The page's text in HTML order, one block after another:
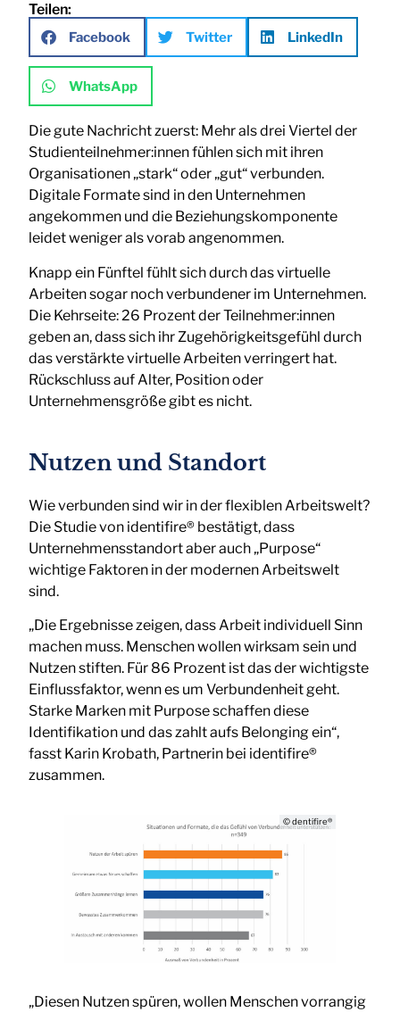
Teilen:
Facebook Twitter LinkedIn
WhatsApp
Die gute Nachricht zuerst: Mehr als drei Viertel der
Studienteilnehmer:innen fühlen sich mit ihren
Organisationen „stark“ oder „gut“ verbunden.
Digitale Formate sind in den Unternehmen
angekommen und die Beziehungskomponente
leidet weniger als vorab angenommen.
Knapp ein Fünftel fühlt sich durch das virtuelle
Arbeiten sogar noch verbundener im Unternehmen.
Die Kehrseite: 26 Prozent der Teilnehmer:innen
geben an, dass sich ihr Zugehörigkeitsgefühl durch
das verstärkte virtuelle Arbeiten verringert hat.
Rückschluss auf Alter, Position oder
Unternehmensgröße gibt es nicht.
Nutzen und Standort
Wie verbunden sind wir in der flexiblen Arbeitswelt?
Die Studie von identifire® bestätigt, dass
Unternehmensstandort aber auch „Purpose“
wichtige Faktoren in der modernen Arbeitswelt
sind.
„Die Ergebnisse zeigen, dass Arbeit individuell Sinn
machen muss. Menschen wollen wirksam sein und
Nutzen stiften. Für 86 Prozent ist das der wichtigste
Einflussfaktor, wenn es um Verbundenheit geht.
Starke Marken mit Purpose schaffen diese
Identifikation und das zahlt aufs Belonging ein“,
fasst Karin Krobath, Partnerin bei identifire®
zusammen.
© dentifire®
„Diesen Nutzen spüren, wollen Menschen vorrangig